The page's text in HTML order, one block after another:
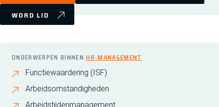
WORD LID
ONDERWERPEN BINNENHR-MANAGEMENT
Functiewaardering (ISF)
Arbeidsomstandigheden
Arbeidstijdenmanagement